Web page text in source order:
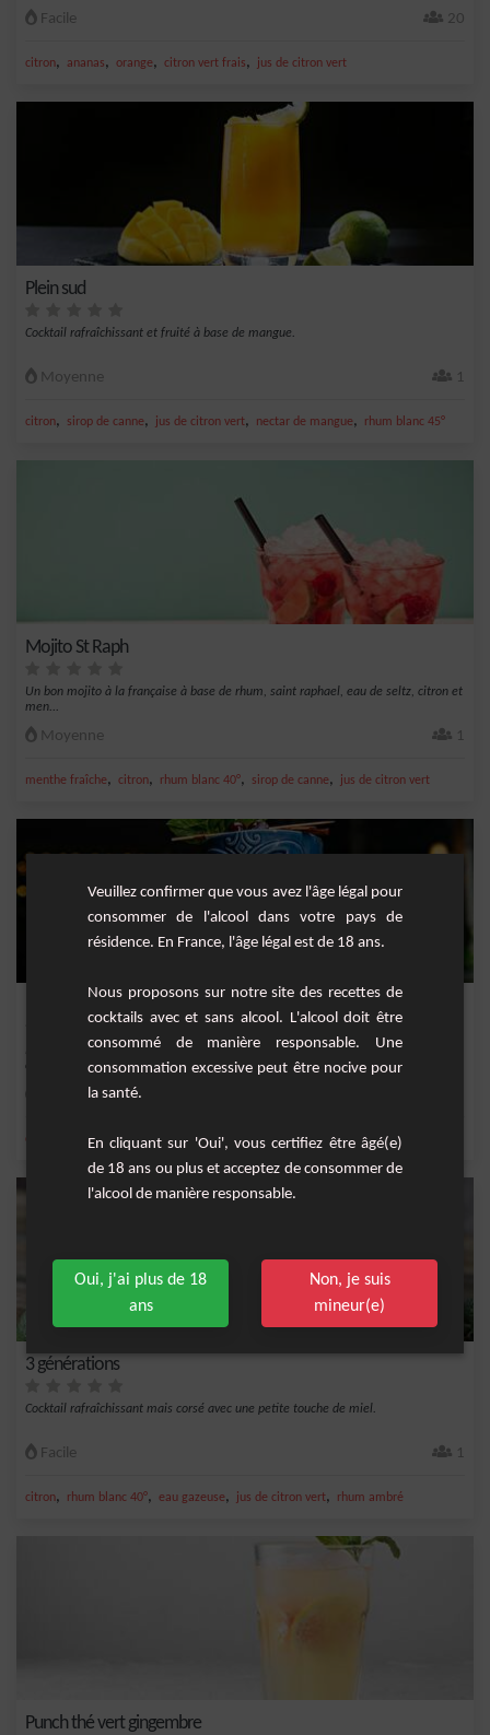
Facile 20
citron, ananas, orange, citron vert frais, jus de citron vert
Plein sud
Cocktail rafraîchissant et fruité à base de mangue.
Moyenne 1
citron, sirop de canne, jus de citron vert, nectar de mangue, rhum blanc 45°
Mojito St Raph
Un bon mojito à la française à base de rhum, saint raphael, eau de seltz, citron et
men...
Moyenne 1
menthe fraîche, citron, rhum blanc 40°, sirop de canne, jus de citron vert
Le Mai Tai Exotique : Délice Mangue, Ananas et Cannelle
Préparez-vous à être transporté dans un paradis tropical avec notre nouvelle
création,...
citron jus d'ananas,ananas, citron vert frais,jus de citron vert
3 générations
Cocktail rafraîchissant mais corsé avec une petite touche de miel.
Facile 1
citron, rhum blanc 40°, eau gazeuse, jus de citron vert, rhum ambré
Punch thé vert gingembre
Veuillez confirmer que vous avez l'âge légal pour
consommer de l'alcool dans votre pays de
résidence. En France, l'âge légal est de 18 ans.
Nous proposons sur notre site des recettes de
cocktails avec et sans alcool. L'alcool doit être
consommé de manière responsable. Une
consommation excessive peut être nocive pour
la santé.
En cliquant sur 'Oui', vous certifiez être âgé(e)
de 18 ans ou plus et acceptez de consommer de
l'alcool de manière responsable.
Oui, j'ai plus de 18
ans
Non, je suis
mineur(e)